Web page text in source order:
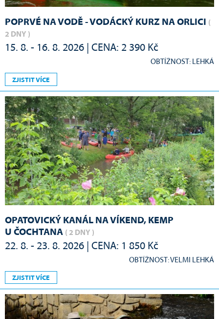
POPRVÉ NA VODĚ - VODÁCKÝ KURZ NA ORLICI (
2 DNY )
15. 8. - 16. 8. 2026 | CENA: 2 390 Kč
OBTÍŽNOST: LEHKÁ
ZJISTIT VÍCE
OPATOVICKÝ KANÁL NA VÍKEND, KEMP
U ČOCHTANA ( 2 DNY )
22. 8. - 23. 8. 2026 | CENA: 1 850 Kč
OBTÍŽNOST: VELMI LEHKÁ
ZJISTIT VÍCE